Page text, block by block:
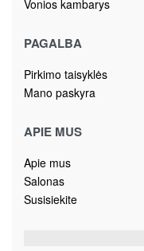
Vonios kambarys
PAGALBA
Pirkimo taisyklės
Mano paskyra
APIE MUS
Apie mus
Salonas
Susisiekite